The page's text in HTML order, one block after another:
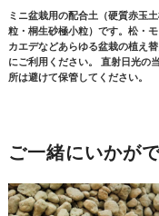
ミニ盆栽用の配合土（硬質赤玉
粒・桐生砂極小粒）です。松・
カエデなどあらゆる盆栽の植え
にご利用ください。 直射日光の
所は避けて保管してください。
ご一緒にいかが